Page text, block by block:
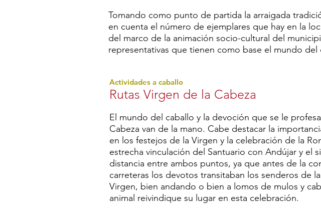
Tomando como punto de partida la arraigada
en cuenta el número de ejemplares que hay en la
del marco de la animación socio-cultural del
representativas que tienen como base el mundo del
Actividades a caballo
Rutas Virgen de la Cabeza
El mundo del caballo y la devoción que se le
Cabeza van de la mano. Cabe destacar la
en los festejos de la Virgen y la celebración de la
estrecha vinculación del Santuario con Andújar y el
distancia entre ambos puntos, ya que antes de la
carreteras los devotos transitaban los senderos de
Virgen, bien andando o bien a lomos de mulos y
animal reivindique su lugar en esta celebración.